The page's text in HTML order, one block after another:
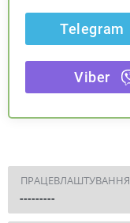
Telegram
Viber
ПРАЦЕВЛАШТУВАННЯ